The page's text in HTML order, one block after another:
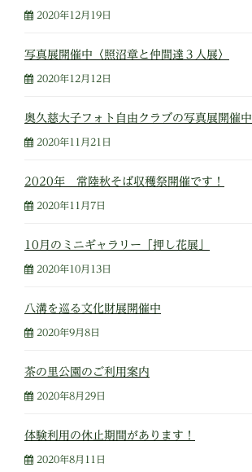
2020年12月19日
写真展開催中〈照沼章と仲間達３人展〉
2020年12月12日
奥久慈大子フォト自由クラブの写真展開催中
2020年11月21日
2020年 常陸秋そば収穫祭開催です！
2020年11月7日
10月のミニギャラリー「押し花展」
2020年10月13日
八溝を巡る文化財展開催中
2020年9月8日
茶の里公園のご利用案内
2020年8月29日
体験利用の休止期間があります！
2020年8月11日